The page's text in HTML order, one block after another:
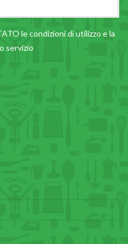
lecondizioni di utilizzo e la
servizio